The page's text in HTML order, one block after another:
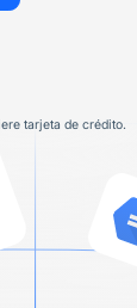
tarjeta de crédito.